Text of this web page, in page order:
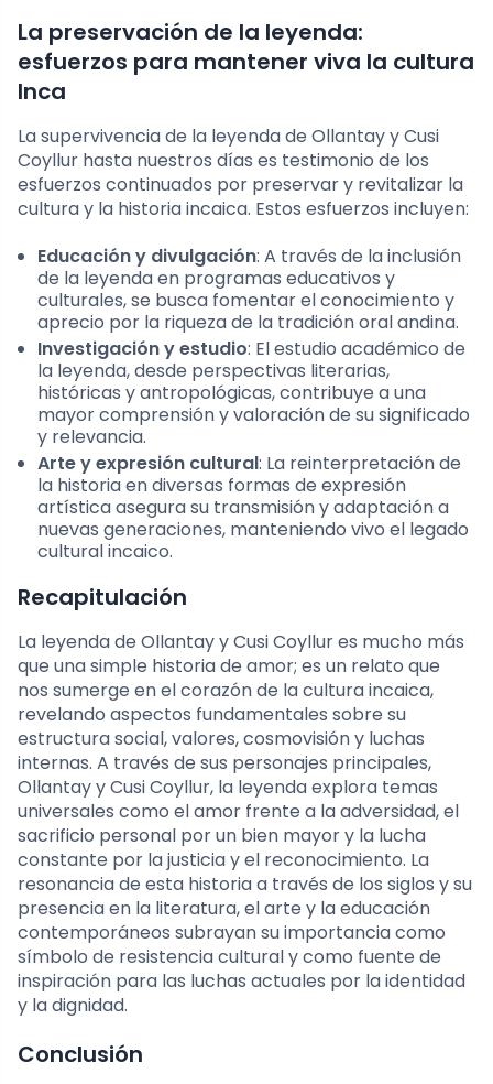
La preservación de la leyenda:
esfuerzos para mantener viva la cultura
Inca
La supervivencia de la leyenda de Ollantay y Cusi
Coyllur hasta nuestros días es testimonio de los
esfuerzos continuados por preservar y revitalizar la
cultura y la historia incaica. Estos esfuerzos incluyen:
Educación y divulgación: A través de la inclusión
de la leyenda en programas educativos y
culturales, se busca fomentar el conocimiento y
aprecio por la riqueza de la tradición oral andina.
Investigación y estudio: El estudio académico de
la leyenda, desde perspectivas literarias,
históricas y antropológicas, contribuye a una
mayor comprensión y valoración de su significado
y relevancia.
Arte y expresión cultural: La reinterpretación de
la historia en diversas formas de expresión
artística asegura su transmisión y adaptación a
nuevas generaciones, manteniendo vivo el legado
cultural incaico.
Recapitulación
La leyenda de Ollantay y Cusi Coyllur es mucho más
que una simple historia de amor; es un relato que
nos sumerge en el corazón de la cultura incaica,
revelando aspectos fundamentales sobre su
estructura social, valores, cosmovisión y luchas
internas. A través de sus personajes principales,
Ollantay y Cusi Coyllur, la leyenda explora temas
universales como el amor frente a la adversidad, el
sacrificio personal por un bien mayor y la lucha
constante por la justicia y el reconocimiento. La
resonancia de esta historia a través de los siglos y su
presencia en la literatura, el arte y la educación
contemporáneos subrayan su importancia como
símbolo de resistencia cultural y como fuente de
inspiración para las luchas actuales por la identidad
y la dignidad.
Conclusión